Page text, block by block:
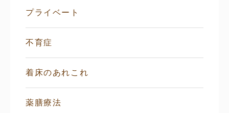
プライベート
不育症
着床のあれこれ
薬膳療法